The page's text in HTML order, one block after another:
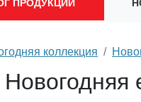
ПРОДУКЦИИ
коллекция